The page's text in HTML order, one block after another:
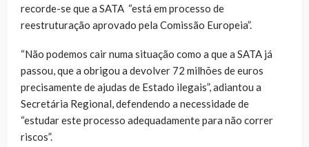
recorde-se que a SATA “está em processo de
reestruturação aprovado pela Comissão Europeia”.
“Não podemos cair numa situação como a que a SATA já
passou, que a obrigou a devolver 72 milhões de euros
precisamente de ajudas de Estado ilegais”, adiantou a
Secretária Regional, defendendo a necessidade de
“estudar este processo adequadamente para não correr
riscos”.